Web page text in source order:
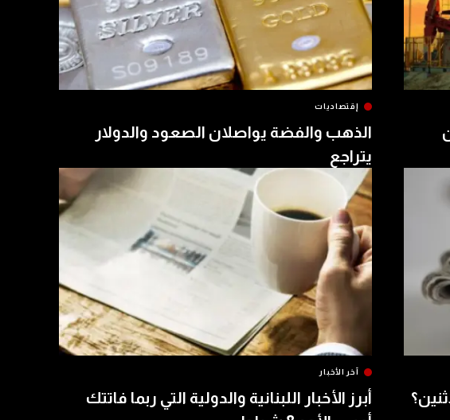
إقتصاديات
الذهب والفضة يواصلان الصعود والدولار
يتراجع
آخر الأخبار
أبرز الأخبار اللبنانية والدولية التي ربما فاتتك